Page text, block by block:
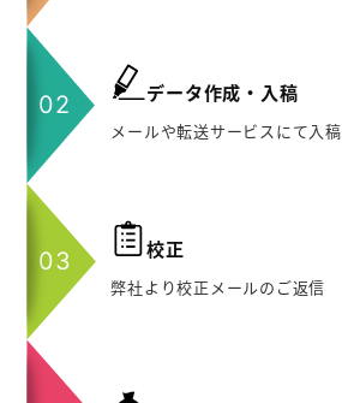
データ作成・入稿
メールや転送サービスにて入稿
校正
弊社より校正メールのご返信